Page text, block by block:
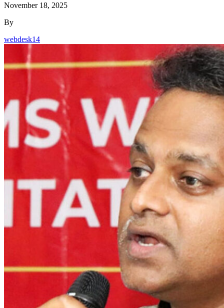
November 18, 2025
By
webdesk14